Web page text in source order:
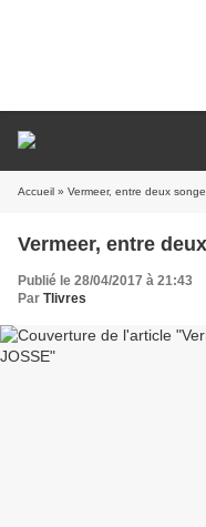
Accueil » Vermeer, entre deux
Vermeer, entre
Publié le 28/04/2017 à 21:43
Par Tlivres